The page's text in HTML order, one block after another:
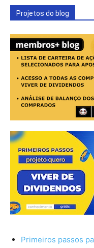
Projetos do blog
Primeiros passos